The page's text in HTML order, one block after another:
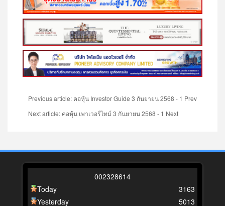
Previous article: คอหุ้น Investor Guide 3 กันยายน 2568 - 1 Prev
Next article: คอหุ้น เพาเวอร์ไทม์ 3 กันยายน 2568 - 1 Next
002328614
Today
Yesterday
3163
5013